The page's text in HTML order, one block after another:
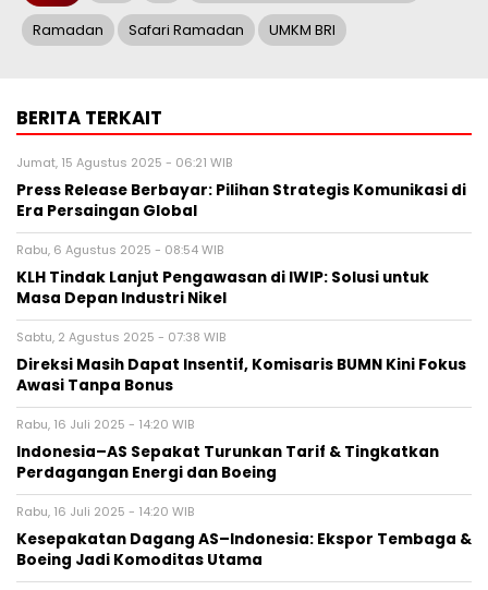
Ramadan Safari Ramadan UMKM BRI
BERITA TERKAIT
Jumat, 15 Agustus 2025 - 06:21 WIB
Press Release Berbayar: Pilihan Strategis Komunikasi di
Era Persaingan Global
Rabu, 6 Agustus 2025 - 08:54 WIB
KLH Tindak Lanjut Pengawasan di IWIP: Solusi untuk
Masa Depan Industri Nikel
Sabtu, 2 Agustus 2025 - 07:38 WIB
Direksi Masih Dapat Insentif, Komisaris BUMN Kini Fokus
Awasi Tanpa Bonus
Rabu, 16 Juli 2025 - 14:20 WIB
Indonesia–AS Sepakat Turunkan Tarif & Tingkatkan
Perdagangan Energi dan Boeing
Rabu, 16 Juli 2025 - 14:20 WIB
Kesepakatan Dagang AS–Indonesia: Ekspor Tembaga &
Boeing Jadi Komoditas Utama